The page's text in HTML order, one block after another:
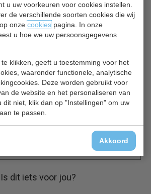
u uw voorkeuren voor cookies instellen.
de verschillende soorten cookies die wij
onzecookiespagina. In onze
u hoe we uw persoonsgegevens
klikken, geeft u toestemming voor het
waaronder functionele, analytische
Deze worden gebruikt voor
de website en het personaliseren van
dit niet, klik dan op "Instellingen" om uw
te passen.
Akkoord
roosters
reinigen constructie
digitaal bedieningspaneel en
wielen om gemakkelijk te
ontdooiing
ledverlichting aan de binnenkant
een omgevingstemperatuur tussen
Is dit iets voor jou?